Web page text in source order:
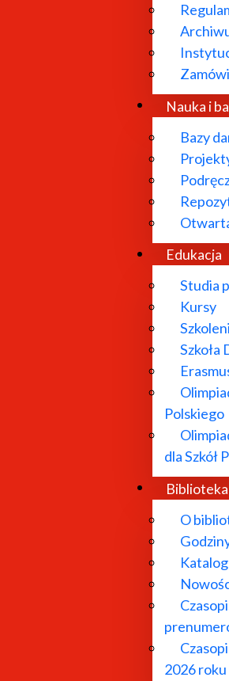
Nauka i
Bazy
Edukacja
Studia
Kursy
Polskiego
dla Szkół
Biblioteka
O
Katalog
2026 roku
jest historia literatury
prace bibliograficzne i
oraz edytorskie.